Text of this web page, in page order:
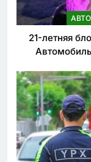
АВТО
21-летняя